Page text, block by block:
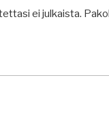
ei julkaista.